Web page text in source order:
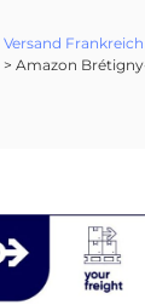
Versand Frankreich
> Amazon